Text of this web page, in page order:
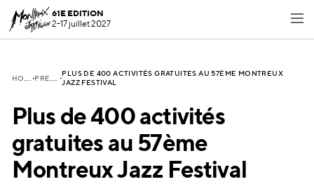
61E EDITION
2-17 juillet 2027
H
OME P
RESSE
PLUS DE 400 ACTIVITÉS GRATUITES AU 57ÈME MONTREUX
JAZZ FESTIVAL
Plus de 400 activités
gratuites au 57ème
Montreux Jazz Festival